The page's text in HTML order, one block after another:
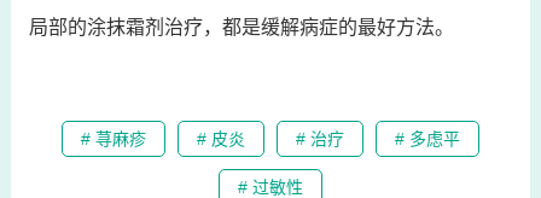
局部的涂抹霜剂治疗，都是缓解病症的最好方法。
# 荨麻疹 # 皮炎 # 治疗 # 多虑平
# 过敏性